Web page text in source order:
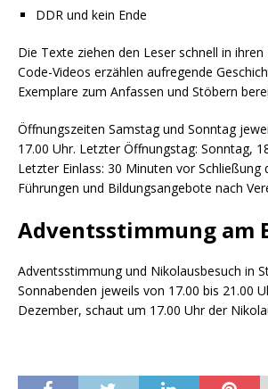
DDR und kein Ende
Die Texte ziehen den Leser schnell in ihren
Code-Videos erzählen aufregende
Exemplare zum Anfassen und Stöbern
Öffnungszeiten Samstag und Sonntag
17.00 Uhr. Letzter Öffnungstag: Sonntag,
Letzter Einlass: 30 Minuten vor Schließung
Führungen und Bildungsangebote nach
Adventsstimmung am
Adventsstimmung und Nikolausbesuch in
Sonnabenden jeweils von 17.00 bis 21.00
Dezember, schaut um 17.00 Uhr der